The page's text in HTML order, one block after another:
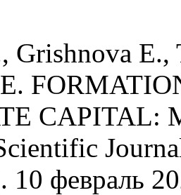
Grishnova
E.
CAPITAL:
февраль